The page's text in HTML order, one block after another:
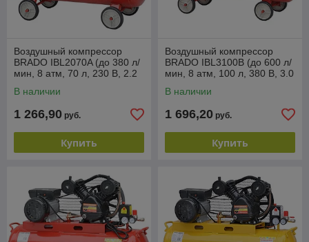
Воздушный компрессор
BRADO IBL2070A (до 380 л/
мин, 8 атм, 70 л, 230 В, 2.2
В наличии
1 266,90 руб.
Купить
Воздушный компрессор
BRADO IBL3100B (до 600 л/
мин, 8 атм, 100 л, 380 В, 3.0
В наличии
1 696,20 руб.
Купить